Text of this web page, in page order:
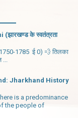
के स्वतंत्रता
1785 ई 0) 💨 तिलका
...
Jharkhand History
is a predominance
the people of